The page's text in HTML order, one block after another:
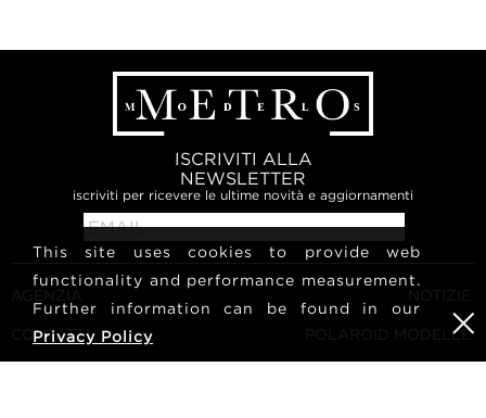
ISCRIVITI ALLA
NEWSLETTER
iscriviti per ricevere le ultime novità e aggiornamenti
AGENZIA
CONTATTI
NOTIZIE
POLAROID MODELLE
This site uses cookies to provide web
functionality and performance measurement.
Further information can be found in our
Privacy Policy